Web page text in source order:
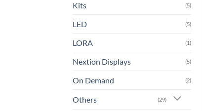
Kits (5)
LED (5)
LORA (1)
Nextion Displays (5)
On Demand (2)
Others (29)